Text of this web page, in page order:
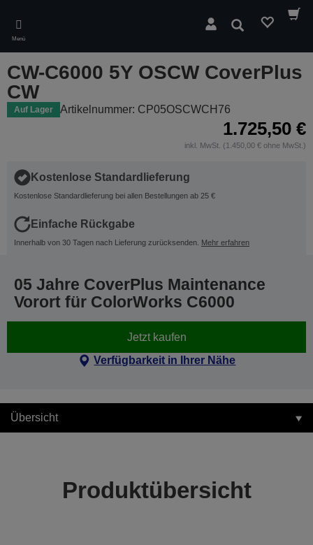
main
content
Menü
Suchen
CW-C6000 5Y OSCW CoverPlus
CW
Auf Lager Artikelnummer: CP05OSCWCH76
1.725,50 €
inkl. MwSt. (1.450,00 € ohne MwSt.)
Kostenlose Standardlieferung
Kostenlose Standardlieferung bei allen Bestellungen ab 25 €
Einfache Rückgabe
Innerhalb von 30 Tagen nach Lieferung zurücksenden. Mehr erfahren
05 Jahre CoverPlus Maintenance
Vorort für ColorWorks C6000
Jetzt kaufen
Verfügbarkeit in Ihrer Nähe
Übersicht
Produktübersicht